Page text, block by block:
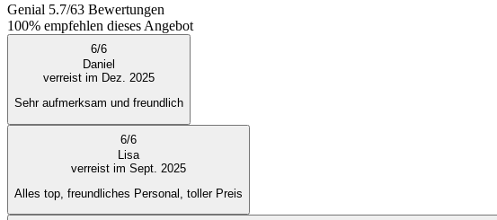
Genial 5.7/63 Bewertungen
100% empfehlen dieses Angebot
6/6
Daniel
verreist im Dez. 2025
Sehr aufmerksam und freundlich
6/6
Lisa
verreist im Sept. 2025
Alles top, freundliches Personal, toller Preis